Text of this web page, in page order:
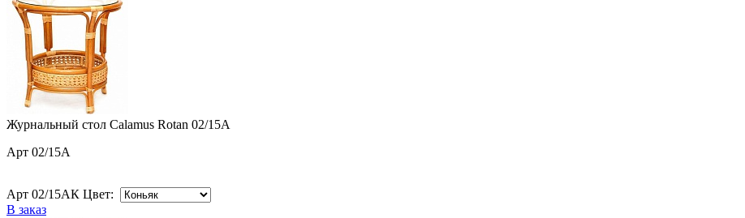
Журнальный стол Calamus Rotan 02/15A
Арт 02/15A
Арт 02/15AК Цвет:
В заказ